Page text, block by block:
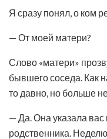
Я сразу понял, о ком
— От моей матери?
Слово «матери»
бывшего соседа. Как
то давно, но больше
— Да. Она указала вас
родственника.